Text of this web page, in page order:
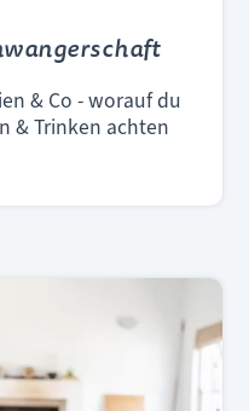
& Co - worauf du
& Trinken achten